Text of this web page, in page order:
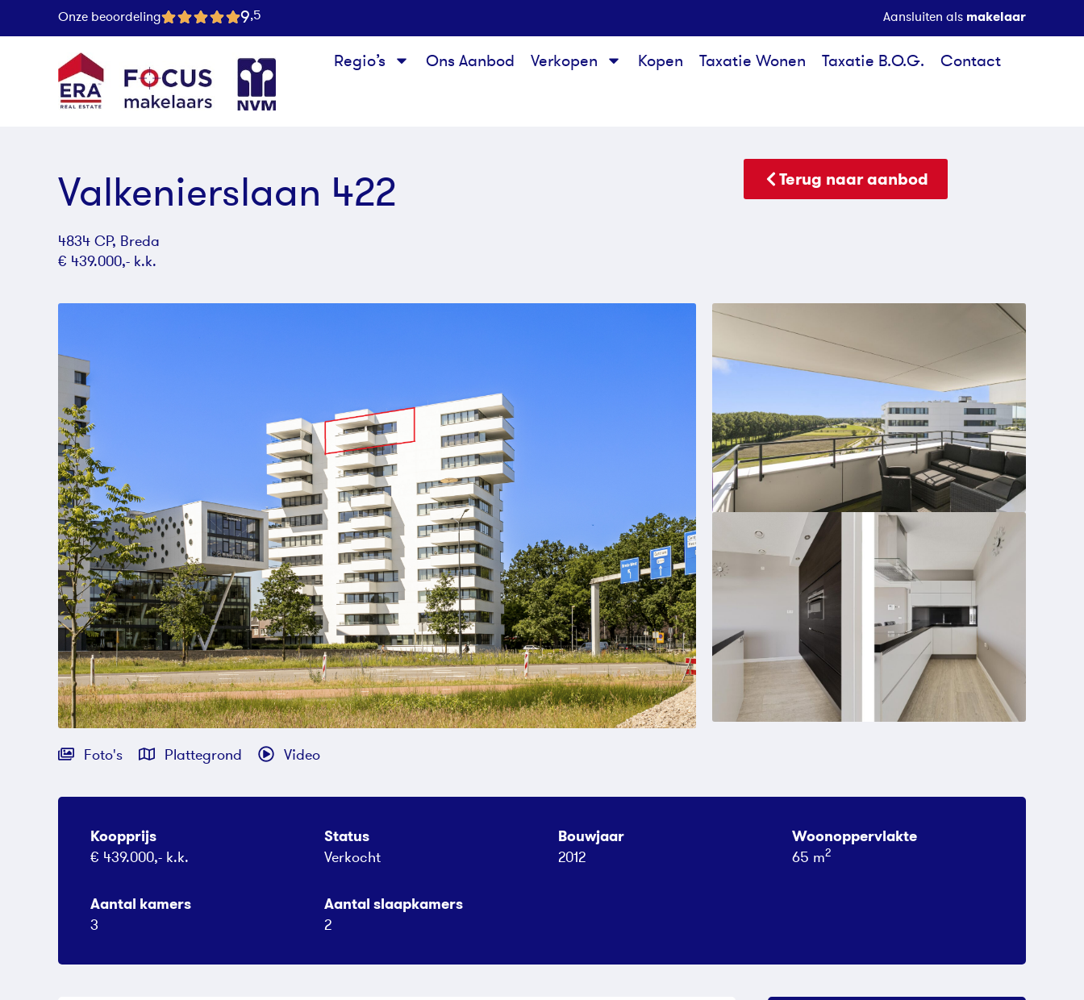
Onze beoordeling 9,5 Aansluiten als makelaar
Regio’s Ons Aanbod Verkopen Kopen Taxatie Wonen Taxatie B.O.G. Contact
Valkenierslaan 422
4834 CP, Breda
€ 439.000,- k.k.
Terug naar aanbod
Foto's Plattegrond Video
Koopprijs
€ 439.000,- k.k.
Status
Verkocht
Bouwjaar
2012
Woonoppervlakte
65 m2
Aantal kamers
3
Aantal slaapkamers
2